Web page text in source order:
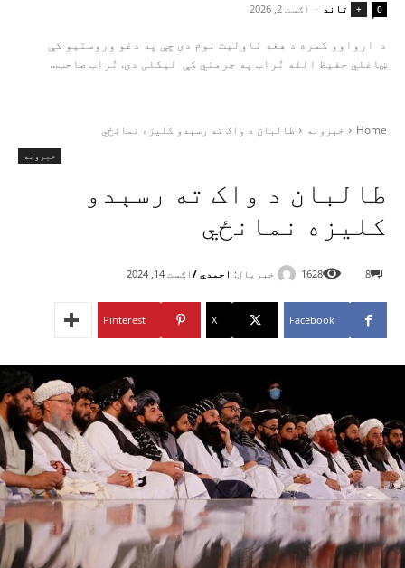
+ تاند - اګست 2, 2026 0
د ارواوو کمره د هغه ناولیت نوم دی چې په دغو وروستیو کې
ښاغلي حفیظ الله تُراب په جرمني کې لیکلی دی. تُراب صاحب...